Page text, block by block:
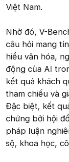
Việt Nam.
Nhờ đó, V-
câu hỏi mang
hiểu văn hóa,
động của AI
kết quả khách
tham chiếu và
Đặc biệt, kết
chứng bởi hội
pháp luận
sộ, khoa học,